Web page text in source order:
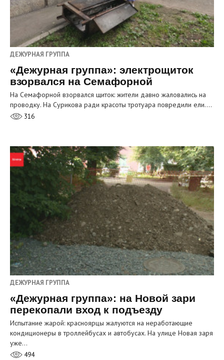
ДЕЖУРНАЯ ГРУППА
«Дежурная группа»: электрощиток
взорвался на Семафорной
На Семафорной взорвался щиток: жители давно жаловались на
проводку. На Сурикова ради красоты тротуара повредили ели.…
316
ДЕЖУРНАЯ ГРУППА
«Дежурная группа»: на Новой зари
перекопали вход к подъезду
Испытание жарой: красноярцы жалуются на неработающие
кондиционеры в троллейбусах и автобусах. На улице Новая заря
уже…
494